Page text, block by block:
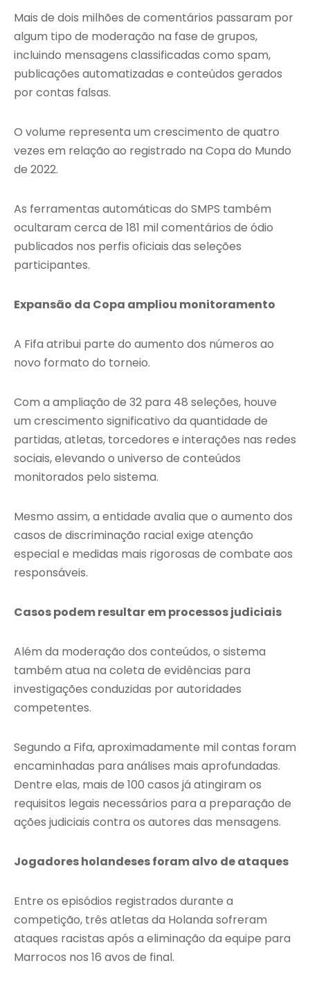
Mais de dois milhões de comentários passaram por
algum tipo de moderação na fase de grupos,
incluindo mensagens classificadas como spam,
publicações automatizadas e conteúdos gerados
por contas falsas.
O volume representa um crescimento de quatro
vezes em relação ao registrado na Copa do Mundo
de 2022.
As ferramentas automáticas do SMPS também
ocultaram cerca de 181 mil comentários de ódio
publicados nos perfis oficiais das seleções
participantes.
Expansão da Copa ampliou monitoramento
A Fifa atribui parte do aumento dos números ao
novo formato do torneio.
Com a ampliação de 32 para 48 seleções, houve
um crescimento significativo da quantidade de
partidas, atletas, torcedores e interações nas redes
sociais, elevando o universo de conteúdos
monitorados pelo sistema.
Mesmo assim, a entidade avalia que o aumento dos
casos de discriminação racial exige atenção
especial e medidas mais rigorosas de combate aos
responsáveis.
Casos podem resultar em processos judiciais
Além da moderação dos conteúdos, o sistema
também atua na coleta de evidências para
investigações conduzidas por autoridades
competentes.
Segundo a Fifa, aproximadamente mil contas foram
encaminhadas para análises mais aprofundadas.
Dentre elas, mais de 100 casos já atingiram os
requisitos legais necessários para a preparação de
ações judiciais contra os autores das mensagens.
Jogadores holandeses foram alvo de ataques
Entre os episódios registrados durante a
competição, três atletas da Holanda sofreram
ataques racistas após a eliminação da equipe para
Marrocos nos 16 avos de final.